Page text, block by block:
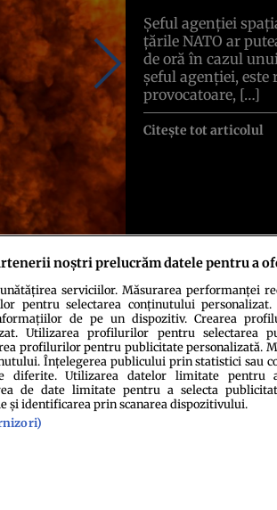
Șeful agenției
țările NATO ar
de oră în cazul
șeful agenției,
provocatoare, […]
Citește tot articolul
Echipa redacțională ContactSetări Cookies
noștri prelucrăm datele pentru a
serviciilor. Măsurarea performanței
pentru selectarea conținutului personalizat.
de pe un dispozitiv. Crearea
Utilizarea profilurilor pentru selectarea
profilurilor pentru publicitate personalizată.
Înțelegerea publicului prin statistici sau
diferite. Utilizarea datelor limitate pentru
de date limitate pentru a selecta
și identificarea prin scanarea dispozitivului.